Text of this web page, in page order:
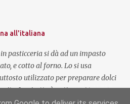
usata con moderazione. Questa
delicato ed è indicata per
e carni bianche in ...
all'italiana
pasticceria si dà ad un impasto
e cotto al forno. Lo si usa
utilizzato per preparare dolci
La ricetta è antica e si trova in